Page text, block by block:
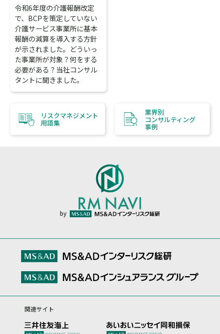
令和6年度の介護報酬改定
で、BCPを策定していない
介護サービス事業所に基本
報酬の減算を導入する方針
が示されました。どういっ
た事業所が対象？何をする
必要がある？当社コンサル
タントに聞きました。
リスクマネジメント
用語集
業界別
コンサルティング
事例
by
関連サイト